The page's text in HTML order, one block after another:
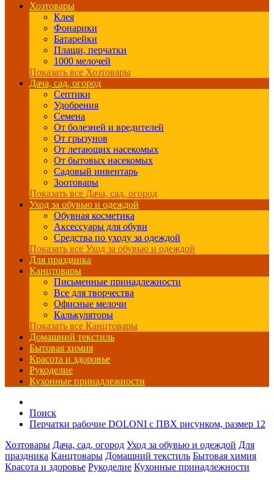
Хозтовары
Клея
Фонарики
Батарейки
Плащи, перчатки
1000 мелочей
Показать все Хозтовары
Дача, сад, огород
Септики
Удобрения
Семена
От болезней и вредителей
От грызунов
От летающих насекомых
От бытовых насекомых
Садовый инвентарь
Зоотовары
Показать все Дача, сад, огород
Уход за обувью и одеждой
Обувная косметика
Аксессуары для обуви
Средства по уходу за одеждой
Показать все Уход за обувью и одеждой
Для праздника
Канцтовары
Письменные принадлежности
Все для творчества
Офисные мелочи
Калькуляторы
Показать все Канцтовары
Домашний текстиль
Бытовая химия
Красота и здоровье
Рукоделие
Кухонные принадлежности
Поиск
Перчатки рабочие DOLONI с ПВХ рисунком, размер 12
Хозтовары Дача, сад, огород Уход за обувью и одеждой Для
праздника Канцтовары Домашний текстиль Бытовая химия
Красота и здоровье Рукоделие Кухонные принадлежности